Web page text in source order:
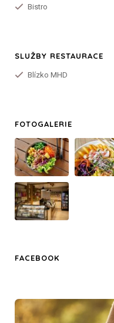
Bistro
SLUŽBY RESTAURACE
Blízko MHD
FOTOGALERIE
FACEBOOK